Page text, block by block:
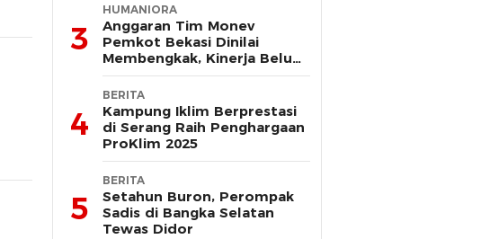
3
HUMANIORA
Anggaran Tim Monev
Pemkot Bekasi Dinilai
Membengkak, Kinerja Belum
Terbukti Efektif
4
BERITA
Kampung Iklim Berprestasi
di Serang Raih Penghargaan
ProKlim 2025
5
BERITA
Setahun Buron, Perompak
Sadis di Bangka Selatan
Tewas Didor